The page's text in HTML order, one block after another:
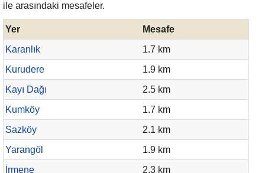
ile arasındaki mesafeler.
Yer
Mesafe
Karanlık
1.7 km
Kurudere
1.9 km
Kayı Dağı
2.5 km
Kumköy
1.7 km
Sazköy
2.1 km
Yarangöl
1.9 km
İrmene
2.3 km